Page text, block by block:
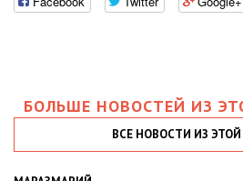
БОЛЬШЕ НОВОСТЕЙ ИЗ
ВСЕ НОВОСТИ ИЗ